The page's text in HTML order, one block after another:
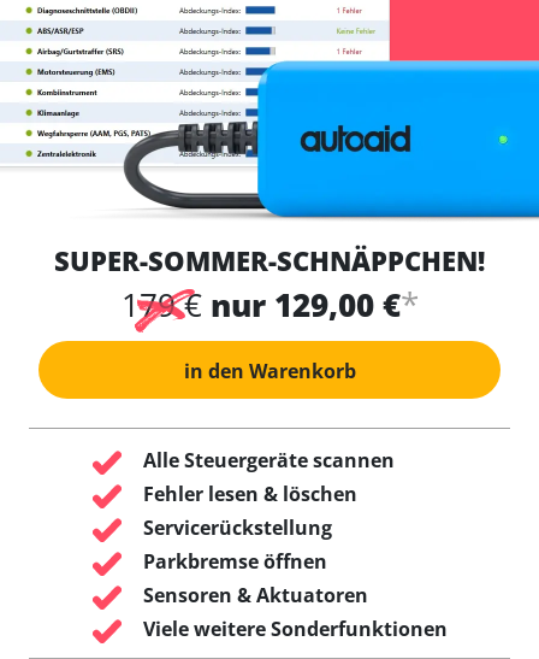
SUPER-SOMMER-SCHNÄPPCHEN!
179 € nur 129,00 €*
in den Warenkorb
Alle Steuergeräte scannen
Fehler lesen & löschen
Servicerückstellung
Parkbremse öffnen
Sensoren & Aktuatoren
Viele weitere Sonderfunktionen